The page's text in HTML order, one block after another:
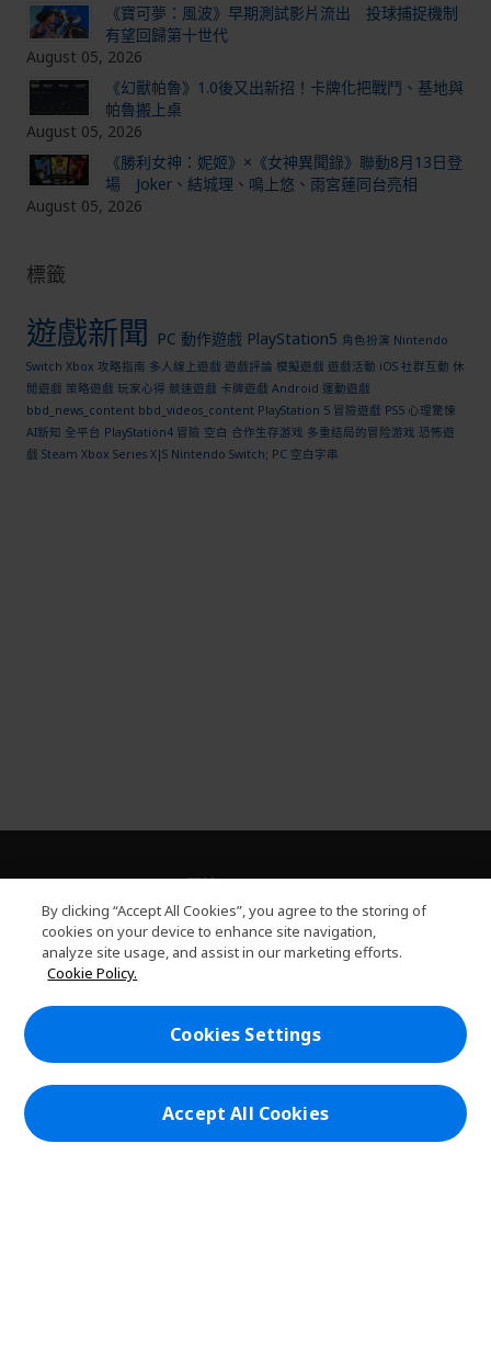
《寶可夢：風波》早期測試影片流出 投球捕捉機制
有望回歸第十世代
August 05, 2026
《幻獸帕魯》1.0後又出新招！卡牌化把戰鬥、基地與
帕魯搬上桌
August 05, 2026
《勝利女神：妮姬》×《女神異聞錄》聯動8月13日登
場 Joker、結城理、鳴上悠、雨宮蓮同台亮相
August 05, 2026
標籤
遊戲新聞 PC 動作遊戲 PlayStation5 角色扮演 Nintendo
Switch Xbox 攻略指南 多人線上遊戲 遊戲評論 模擬遊戲 遊戲活動 iOS 社群互動 休
閒遊戲 策略遊戲 玩家心得 競速遊戲 卡牌遊戲 Android 運動遊戲
bbd_news_content bbd_videos_content PlayStation 5 冒險遊戲 PS5 心理驚悚
AI新知 全平台 PlayStation4 冒險 空白 合作生存游戏 多重结局的冒险游戏 恐怖遊
戲 Steam Xbox Series X|S Nintendo Switch; PC 空白字串
關於PLANET9
i
d
d
服務h
i
n
d
e
n
i
d
d
e
在社群上追蹤 PLANET9與Acer
By clicking “Accept All Cookies”, you agree to the storing of
cookies on your device to enhance site navigation,
analyze site usage, and assist in our marketing efforts.
Cookie Policy.
Cookies Settings
Accept All Cookies